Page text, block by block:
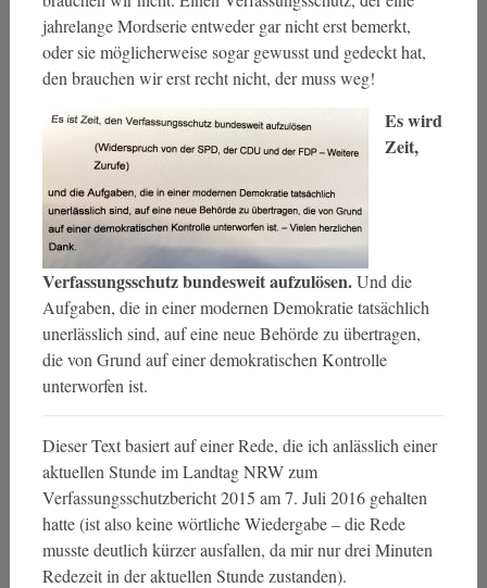
jahrelange Mordserie entweder gar nicht erst bemerkt,
oder sie möglicherweise sogar gewusst und gedeckt hat,
den brauchen wir erst recht nicht, der muss weg!
Es wird
Zeit,
Verfassungsschutz bundesweit aufzulösen.Und die
Aufgaben, die in einer modernen Demokratie tatsächlich
unerlässlich sind, auf eine neue Behörde zu übertragen,
die von Grund auf einer demokratischen Kontrolle
unterworfen ist.
Dieser Text basiert auf einer Rede, die ich anlässlich einer
aktuellen Stunde im Landtag NRW zum
Verfassungsschutzbericht 2015 am 7. Juli 2016 gehalten
hatte (ist also keine wörtliche Wiedergabe – die Rede
musste deutlich kürzer ausfallen, da mir nur drei Minuten
Redezeit in der aktuellen Stunde zustanden).